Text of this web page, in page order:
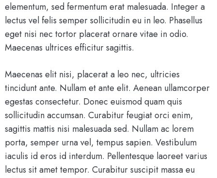
elementum, sed fermentum erat malesuada. Integer a
lectus vel felis semper sollicitudin eu in leo. Phasellus
eget nisi nec tortor placerat ornare vitae in odio.
Maecenas ultrices efficitur sagittis.
Maecenas elit nisi, placerat a leo nec, ultricies
tincidunt ante. Nullam et ante elit. Aenean ullamcorper
egestas consectetur. Donec euismod quam quis
sollicitudin accumsan. Curabitur feugiat orci enim,
sagittis mattis nisi malesuada sed. Nullam ac lorem
porta, semper urna vel, tempus sapien. Vestibulum
iaculis id eros id interdum. Pellentesque laoreet varius
lectus sit amet tempor. Curabitur suscipit massa eu